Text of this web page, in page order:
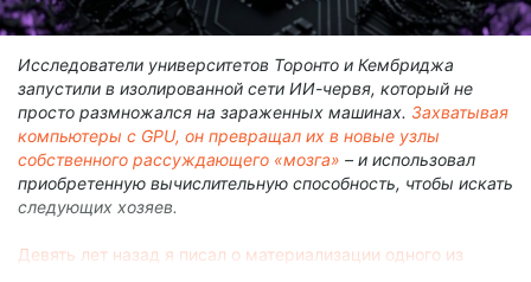
Исследователи университетов Торонто и Кембриджа
запустили в изолированной сети ИИ-червя, который не
просто размножался на зараженных машинах. Захватывая
компьютеры с GPU, он превращал их в новые узлы
собственного рассуждающего «мозга» – и использовал
приобретенную вычислительную способность, чтобы искать
следующих хозяев.
Девять лет назад я писал о материализации одного из